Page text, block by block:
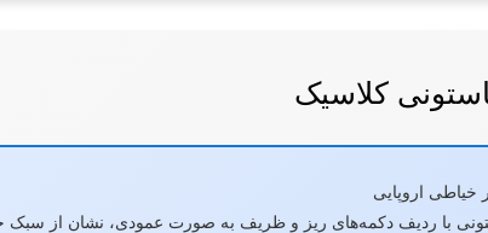
کلاسیک
خیاطی اروپایی
با ردیف دکمه‌های ریز و ظریف به صورت عمودی، نشان از سبک